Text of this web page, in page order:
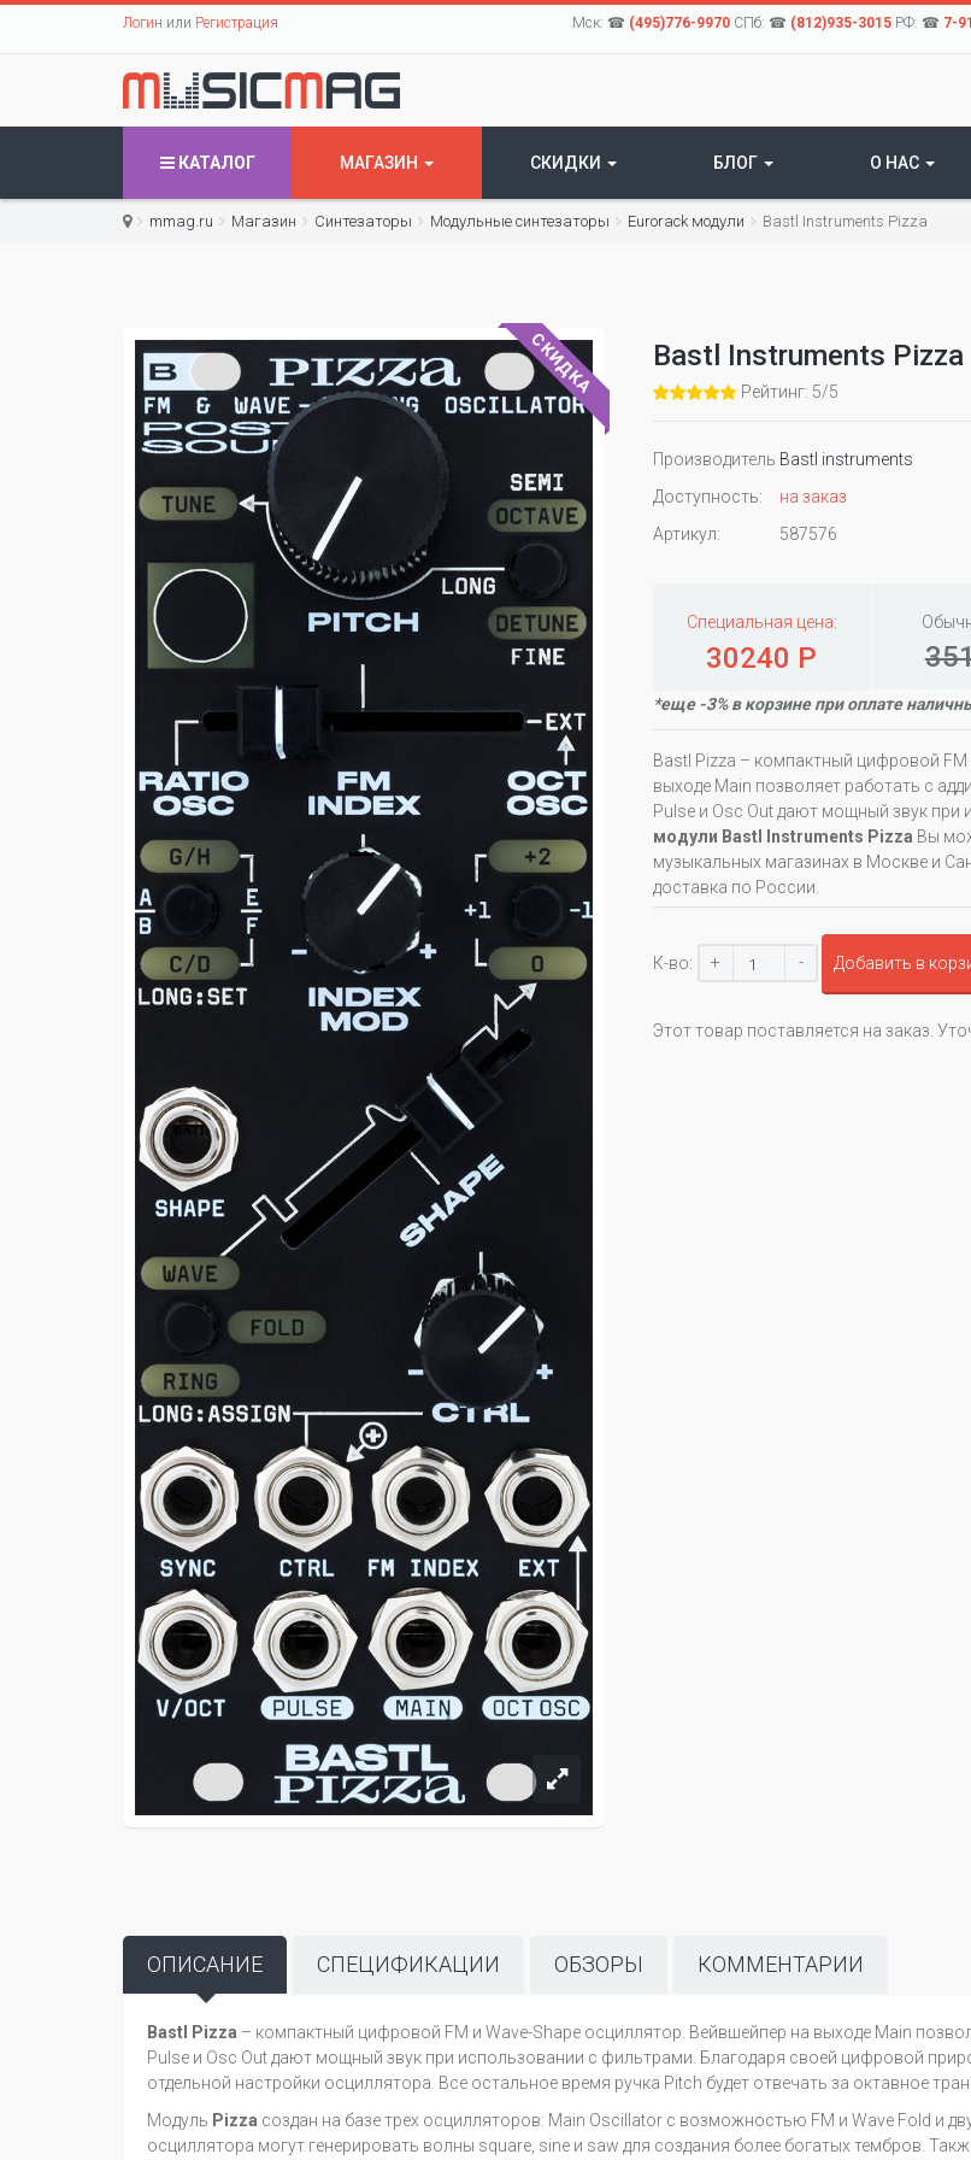
Логин или Регистрация Мск: ☎ (495)776-9970СПб: ☎ (812)935-3015РФ: ☎ 7-
КАТАЛОГ МАГАЗИН СКИДКИ БЛОГ О НАС
mmag.ru Магазин Синтезаторы Модульные синтезаторы Eurorack модули Bastl Instruments Pizza
СКИДКА Bastl Instruments Pizza
Рейтинг: 5/5
Производитель Bastl instruments
Доступность:
на заказ
Артикул:
587576
Специальная цена:
30240 Р
*еще -3% в корзине при оплате
Bastl Pizza – компактный цифровой
выходе Main позволяет работать с
Pulse и Osc Out дают мощный звук при
модули Bastl Instruments Pizza Вы
музыкальных магазинах в Москве и
доставка по России.
К-во: + - Добавить в
Этот товар поставляется на заказ.
ОПИСАНИЕ СПЕЦИФИКАЦИИ ОБЗОРЫ КОММЕНТАРИИ
Bastl Pizza – компактный цифровой FM и Wave-Shape осциллятор. Вейвшейпер на выходе Main
Pulse и Osc Out дают мощный звук при использовании с фильтрами. Благодаря своей цифровой
отдельной настройки осциллятора. Все остальное время ручка Pitch будет отвечать за октавное
Модуль Pizza создан на базе трех осцилляторов: Main Oscillator с возможностью FM и Wave Fold и
осциллятора могут генерировать волны square, sine и saw для создания более богатых тембров.